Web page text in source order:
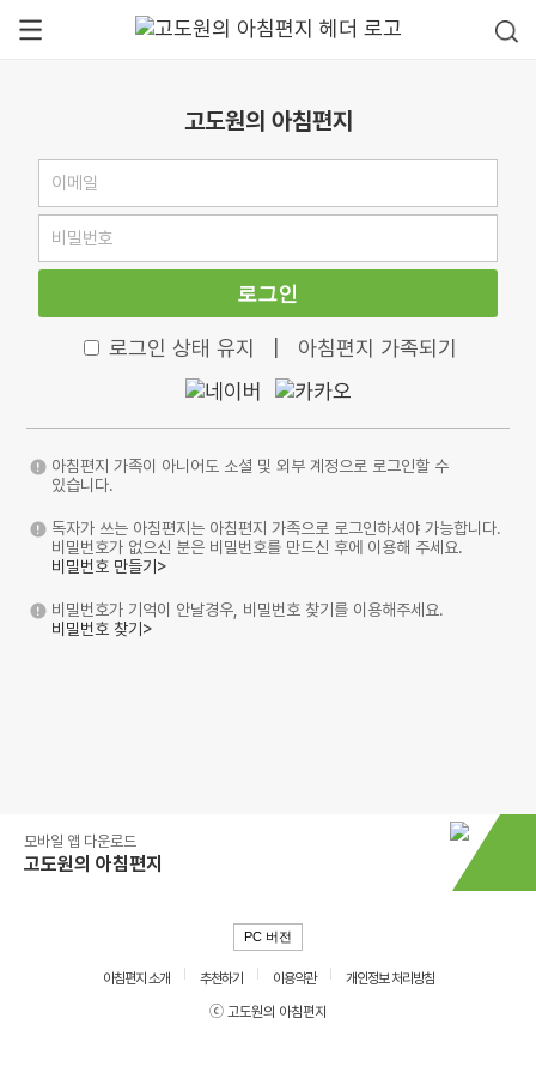
고도원의 아침편지
로그인
로그인 상태 유지 아침편지 가족되기
아침편지 가족이 아니어도 소셜 및 외부 계정으로 로그인할 수
있습니다.
독자가 쓰는 아침편지는 아침편지 가족으로 로그인하셔야 가능합니다.
비밀번호가 없으신 분은 비밀번호를 만드신 후에 이용해 주세요.
비밀번호 만들기>
비밀번호가 기억이 안날경우, 비밀번호 찾기를 이용해주세요.
비밀번호 찾기>
모바일 앱 다운로드
고도원의 아침편지
PC 버전
아침편지 소개 추천하기 이용약관
개인정보 처리방침
ⓒ 고도원의 아침편지